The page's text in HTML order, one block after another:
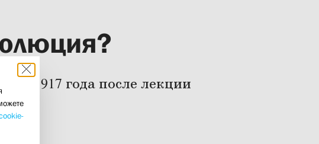
1917 года после лекции